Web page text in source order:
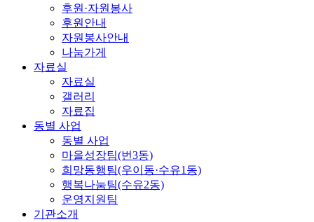
후원·자원봉사
후원안내
자원봉사안내
나눔가게
자료실
자료실
갤러리
자료집
동별 사업
동별 사업
마을성장팀(번3동)
희망동행팀(우이동·수유1동)
행복나눔팀(수유2동)
운영지원팀
기관소개